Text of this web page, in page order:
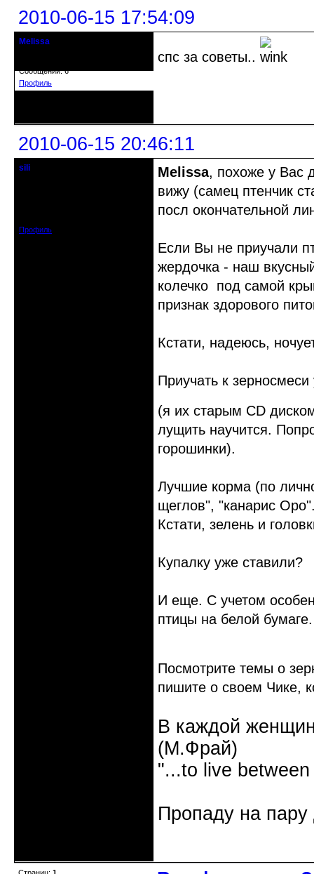
2010-06-15 17:54:09
Melissa
Сообщений: 6
Профиль
спс за советы..
2010-06-15 20:46:11
sili
Профиль
Melissa, похоже у Вас
вижу (самец птенчик
посл окончательной
Если Вы не приучали
жердочка - наш
колечко под самой
признак здорового
Кстати, надеюсь,
Приучать к
(я их старым CD
лущить научится.
горошинки).
Лучшие корма (по
щеглов", "канарис
Кстати, зелень и
Купалку уже ставили?
И еще. С учетом
птицы на белой
Посмотрите темы о
пишите о своем Чике,
В каждой
(М.Фрай)
"...to live
Пропаду на